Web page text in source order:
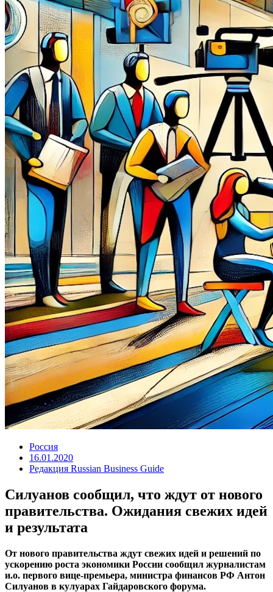
Россия
16.01.2020
Редакция Russian Business Guide
Силуанов сообщил, что ждут от нового
правительства. Ожидания свежих идей
и результата
От нового правительства ждут свежих идей и решений по
ускорению роста экономики России сообщил журналистам
и.о. первого вице-премьера, министра финансов РФ Антон
Силуанов в кулуарах Гайдаровского форума.